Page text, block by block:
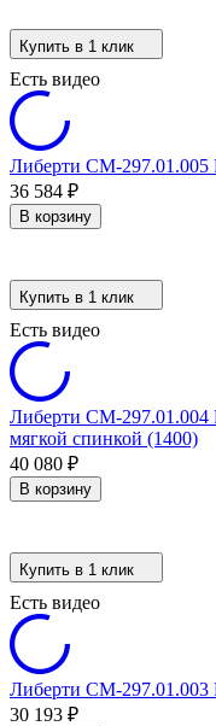
Купить в 1 клик
Есть видео
Либерти СМ-297.01.005
36 584 ₽
В корзину
Купить в 1 клик
Есть видео
Либерти СМ-297.01.004
мягкой спинкой (1400)
40 080 ₽
В корзину
Купить в 1 клик
Есть видео
Либерти СМ-297.01.003
30 193 ₽